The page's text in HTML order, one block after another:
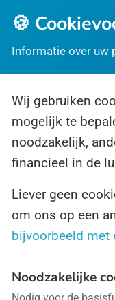
Al sinds de tijden
gebeurde al in
Internationale Dag
Soms hebben we
Soms gebeuren er
ballen moeten
Internationale Dag
🍪
Informatie over uw
Wij gebruiken
mogelijk te
noodzakelijk,
financieel in de
Liever geen
om ons op een
bijvoorbeeld met
Noodzakelijke
Nodig voor de